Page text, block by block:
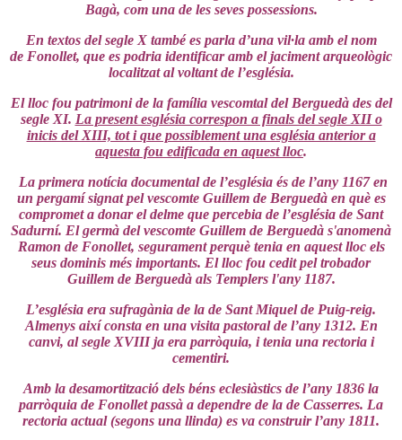
Bagà, com una de les seves possessions.
En textos del segle X també es parla d’una vil·la amb el nom
de Fonollet, que es podria identificar amb el jaciment arqueològic
localitzat al voltant de l’església.
El lloc fou patrimoni de la família vescomtal del Berguedà des del
segle XI. La present església correspon a finals del segle XII o
inicis del XIII, tot i que possiblement una església anterior a
aquesta fou edificada en aquest lloc.
La primera notícia documental de l’església és de l’any 1167 en
un pergamí signat pel vescomte Guillem de Berguedà en què es
compromet a donar el delme que percebia de l’església de Sant
Sadurní. El germà del vescomte Guillem de Berguedà s'anomenà
Ramon de Fonollet, segurament perquè tenia en aquest lloc els
seus dominis més importants. El lloc fou cedit pel trobador
Guillem de Berguedà als Templers l'any 1187.
L’església era sufragània de la de Sant Miquel de Puig-reig.
Almenys així consta en una visita pastoral de l’any 1312. En
canvi, al segle XVIII ja era parròquia, i tenia una rectoria i
cementiri.
Amb la desamortització dels béns eclesiàstics de l’any 1836 la
parròquia de Fonollet passà a dependre de la de Casserres. La
rectoria actual (segons una llinda) es va construir l’any 1811.